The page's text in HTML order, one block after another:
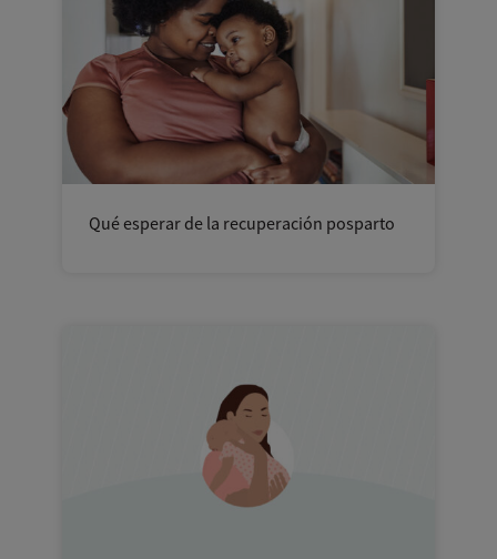
Qué esperar de la recuperación posparto